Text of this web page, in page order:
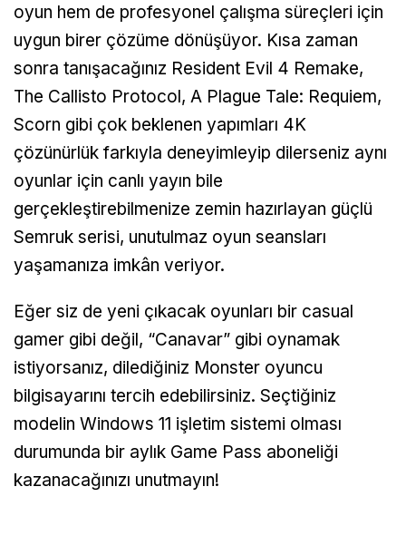
oyun hem de profesyonel çalışma süreçleri için
uygun birer çözüme dönüşüyor. Kısa zaman
sonra tanışacağınız Resident Evil 4 Remake,
The Callisto Protocol, A Plague Tale: Requiem,
Scorn gibi çok beklenen yapımları 4K
çözünürlük farkıyla deneyimleyip dilerseniz aynı
oyunlar için canlı yayın bile
gerçekleştirebilmenize zemin hazırlayan güçlü
Semruk serisi, unutulmaz oyun seansları
yaşamanıza imkân veriyor.
Eğer siz de yeni çıkacak oyunları bir casual
gamer gibi değil, “Canavar” gibi oynamak
istiyorsanız, dilediğiniz Monster oyuncu
bilgisayarını tercih edebilirsiniz. Seçtiğiniz
modelin Windows 11 işletim sistemi olması
durumunda bir aylık Game Pass aboneliği
kazanacağınızı unutmayın!